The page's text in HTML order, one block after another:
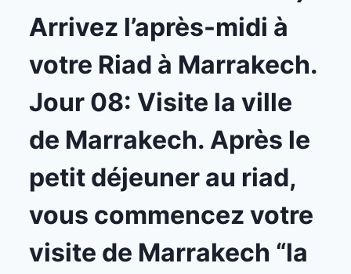
Arrivez l’après-midi à
votre Riad à Marrakech.
Jour 08: Visite la ville
de Marrakech. Après le
petit déjeuner au riad,
vous commencez votre
visite de Marrakech “la